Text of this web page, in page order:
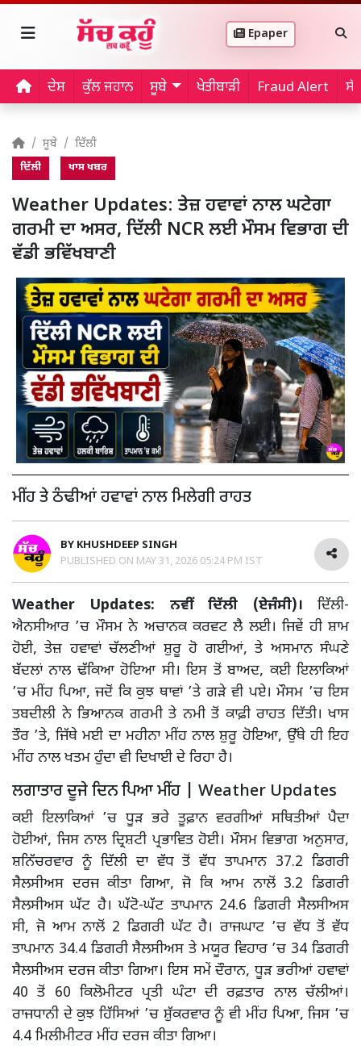
Epaper
ਦੇਸ਼ ਕੁੱਲ ਜਹਾਨ ਸੂਬੇ ਖੇਤੀਬਾੜੀ Fraud Alert
ਸੂਬੇ ਦਿੱਲੀ
ਦਿੱਲੀ ਖਾਸ ਖਬਰ
Weather Updates: ਤੇਜ਼ ਹਵਾਵਾਂ ਨਾਲ ਘਟੇਗਾ
ਗਰਮੀ ਦਾ ਅਸਰ, ਦਿੱਲੀ NCR ਲਈ ਮੌਸਮ ਵਿਭਾਗ ਦੀ
ਵੱਡੀ ਭਵਿੱਖਬਾਣੀ
ਮੀਂਹ ਤੇ ਠੰਢੀਆਂ ਹਵਾਵਾਂ ਨਾਲ ਮਿਲੇਗੀ ਰਾਹਤ
BY KHUSHDEEP SINGH
PUBLISHED ON MAY 31, 2026 05:24 PM IST
Weather Updates: ਨਵੀਂ ਦਿੱਲੀ (ਏਜੰਸੀ)। ਦਿੱਲੀ-
ਐਨਸੀਆਰ ’ਚ ਮੌਸਮ ਨੇ ਅਚਾਨਕ ਕਰਵਟ ਲੈ ਲਈ। ਜਿਵੇਂ ਹੀ ਸ਼ਾਮ
ਹੋਈ, ਤੇਜ਼ ਹਵਾਵਾਂ ਚੱਲਣੀਆਂ ਸ਼ੁਰੂ ਹੋ ਗਈਆਂ, ਤੇ ਅਸਮਾਨ ਸੰਘਣੇ
ਬੱਦਲਾਂ ਨਾਲ ਢੱਕਿਆ ਹੋਇਆ ਸੀ। ਇਸ ਤੋਂ ਬਾਅਦ, ਕਈ ਇਲਾਕਿਆਂ
’ਚ ਮੀਂਹ ਪਿਆ, ਜਦੋਂ ਕਿ ਕੁਝ ਥਾਵਾਂ ’ਤੇ ਗੜੇ ਵੀ ਪਏ। ਮੌਸਮ ’ਚ ਇਸ
ਤਬਦੀਲੀ ਨੇ ਭਿਆਨਕ ਗਰਮੀ ਤੇ ਨਮੀ ਤੋਂ ਕਾਫ਼ੀ ਰਾਹਤ ਦਿੱਤੀ। ਖਾਸ
ਤੌਰ ’ਤੇ, ਜਿੱਥੇ ਮਈ ਦਾ ਮਹੀਨਾ ਮੀਂਹ ਨਾਲ ਸ਼ੁਰੂ ਹੋਇਆ, ਉੱਥੇ ਹੀ ਇਹ
ਮੀਂਹ ਨਾਲ ਖਤਮ ਹੁੰਦਾ ਵੀ ਦਿਖਾਈ ਦੇ ਰਿਹਾ ਹੈ।
ਲਗਾਤਾਰ ਦੂਜੇ ਦਿਨ ਪਿਆ ਮੀਂਹ | Weather Updates
ਕਈ ਇਲਾਕਿਆਂ ’ਚ ਧੂੜ ਭਰੇ ਤੂਫ਼ਾਨ ਵਰਗੀਆਂ ਸਥਿਤੀਆਂ ਪੈਦਾ
ਹੋਈਆਂ, ਜਿਸ ਨਾਲ ਦ੍ਰਿਸ਼ਟੀ ਪ੍ਰਭਾਵਿਤ ਹੋਈ। ਮੌਸਮ ਵਿਭਾਗ ਅਨੁਸਾਰ,
ਸ਼ਨਿੱਚਰਵਾਰ ਨੂੰ ਦਿੱਲੀ ਦਾ ਵੱਧ ਤੋਂ ਵੱਧ ਤਾਪਮਾਨ 37.2 ਡਿਗਰੀ
ਸੈਲਸੀਅਸ ਦਰਜ ਕੀਤਾ ਗਿਆ, ਜੋ ਕਿ ਆਮ ਨਾਲੋਂ 3.2 ਡਿਗਰੀ
ਸੈਲਸੀਅਸ ਘੱਟ ਹੈ। ਘੱਟੋ-ਘੱਟ ਤਾਪਮਾਨ 24.6 ਡਿਗਰੀ ਸੈਲਸੀਅਸ
ਸੀ, ਜੋ ਆਮ ਨਾਲੋਂ 2 ਡਿਗਰੀ ਘੱਟ ਹੈ। ਰਾਜਘਾਟ ’ਚ ਵੱਧ ਤੋਂ ਵੱਧ
ਤਾਪਮਾਨ 34.4 ਡਿਗਰੀ ਸੈਲਸੀਅਸ ਤੇ ਮਯੂਰ ਵਿਹਾਰ ’ਚ 34 ਡਿਗਰੀ
ਸੈਲਸੀਅਸ ਦਰਜ ਕੀਤਾ ਗਿਆ। ਇਸ ਸਮੇਂ ਦੌਰਾਨ, ਧੂੜ ਭਰੀਆਂ ਹਵਾਵਾਂ
40 ਤੋਂ 60 ਕਿਲੋਮੀਟਰ ਪ੍ਰਤੀ ਘੰਟਾ ਦੀ ਰਫ਼ਤਾਰ ਨਾਲ ਚੱਲੀਆਂ।
ਰਾਜਧਾਨੀ ਦੇ ਕੁਝ ਹਿੱਸਿਆਂ ’ਚ ਸ਼ੁੱਕਰਵਾਰ ਨੂੰ ਵੀ ਮੀਂਹ ਪਿਆ, ਜਿਸ ’ਚ
4.4 ਮਿਲੀਮੀਟਰ ਮੀਂਹ ਦਰਜ ਕੀਤਾ ਗਿਆ।